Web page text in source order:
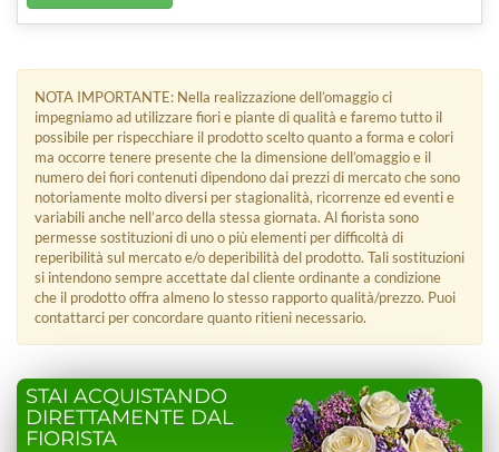
NOTA IMPORTANTE: Nella realizzazione dell’omaggio ci
impegniamo ad utilizzare fiori e piante di qualità e faremo tutto il
possibile per rispecchiare il prodotto scelto quanto a forma e colori
ma occorre tenere presente che la dimensione dell’omaggio e il
numero dei fiori contenuti dipendono dai prezzi di mercato che sono
notoriamente molto diversi per stagionalità, ricorrenze ed eventi e
variabili anche nell’arco della stessa giornata. Al fiorista sono
permesse sostituzioni di uno o più elementi per difficoltà di
reperibilità sul mercato e/o deperibilità del prodotto. Tali sostituzioni
si intendono sempre accettate dal cliente ordinante a condizione
che il prodotto offra almeno lo stesso rapporto qualità/prezzo. Puoi
contattarci per concordare quanto ritieni necessario.
STAI ACQUISTANDO
DIRETTAMENTE DAL
FIORISTA